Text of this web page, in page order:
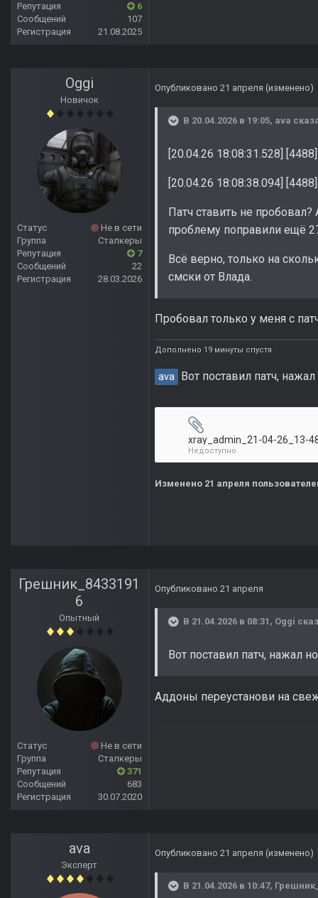
Репутация
6
Сообщений
107
Регистрация
21.08.2025
Oggi
Новичок
Статус
Не в сети
Группа
Сталкеры
Репутация
7
Сообщений
22
Регистрация
28.03.2026
Опубликовано 21 апреля (изменено)
В 20.04.2026 в 19:05, ava
[20.04.26 18:08:31.528]
[20.04.26 18:08:38.094]
Патч ставить не
проблему поправили ещё
Всё верно, только на
смски от Влада.
Пробовал только у меня с
Дополнено 19 минуты спустя
ava Вот поставил патч,
xray_admin_21-04-26_13-
Недоступно
Изменено 21 апреля
Грешник_8433191
6
Опытный
Статус
Не в сети
Группа
Сталкеры
Репутация
371
Сообщений
683
Регистрация
30.07.2020
Опубликовано 21 апреля
В 21.04.2026 в 08:31, Oggi
Вот поставил патч, нажал
Аддоны переустанови на
ava
Эксперт
Опубликовано 21 апреля (изменено)
В 21.04.2026 в 10:47,